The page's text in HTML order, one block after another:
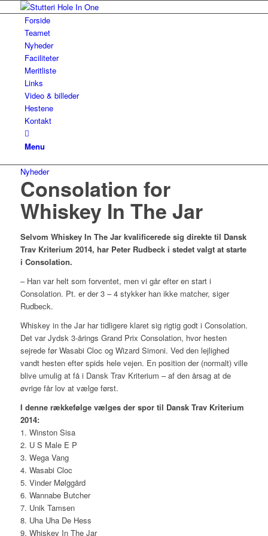
Forside
Teamet
Nyheder
Faciliteter
Meritliste
Links
Video & billeder
Hestene
Kontakt
Menu
Nyheder
Consolation for
Whiskey In The Jar
Selvom Whiskey In The Jar kvalificerede sig direkte til Dansk
Trav Kriterium 2014, har Peter Rudbeck i stedet valgt at starte
i Consolation.
– Han var helt som forventet, men vi går efter en start i
Consolation. Pt. er der 3 – 4 stykker han ikke matcher, siger
Rudbeck.
Whiskey in the Jar har tidligere klaret sig rigtig godt i Consolation.
Det var Jydsk 3-årings Grand Prix Consolation, hvor hesten
sejrede før Wasabi Cloc og Wizard Simoni. Ved den lejlighed
vandt hesten efter spids hele vejen. En position der (normalt) ville
blive umulig at få i Dansk Trav Kriterium – af den årsag at de
øvrige får lov at vælge først.
I denne rækkefølge vælges der spor til Dansk Trav Kriterium
2014:
1. Winston Sisa
2. U S Male E P
3. Wega Vang
4. Wasabi Cloc
5. Vinder Mølggård
6. Wannabe Butcher
7. Unik Tamsen
8. Uha Uha De Hess
9. Whiskey In The Jar